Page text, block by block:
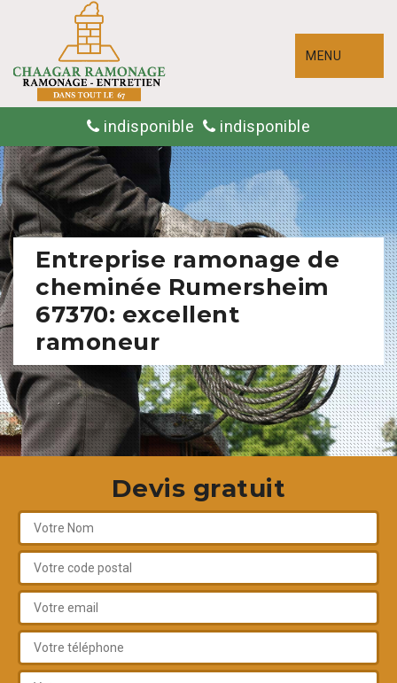
MENU
indisponible indisponible
Entreprise ramonage de
cheminée Rumersheim
67370: excellent
ramoneur
Devis gratuit